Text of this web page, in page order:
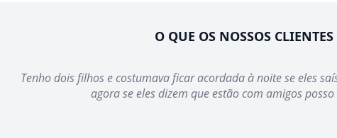
O QUE OS NOSSOS
Tenho dois filhos e costumava ficar acordada à noite se eles
agora se eles dizem que estão com amigos